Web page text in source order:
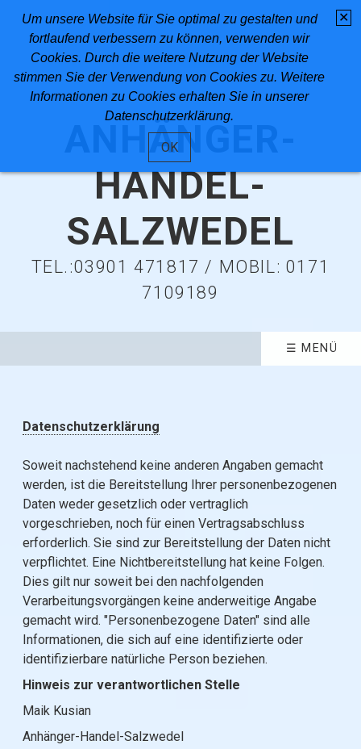
✕
Um unsere Website für Sie optimal zu gestalten und
fortlaufend verbessern zu können, verwenden wir
Cookies. Durch die weitere Nutzung der Website
stimmen Sie der Verwendung von Cookies zu. Weitere
Informationen zu Cookies erhalten Sie in unserer
Datenschutzerklärung.
OK
ANHÄNGER-
HANDEL-
SALZWEDEL
TEL.:03901 471817 / MOBIL: 0171
7109189
☰ MENÜ
Datenschutzerklärung
Soweit nachstehend keine anderen Angaben gemacht
werden, ist die Bereitstellung Ihrer personenbezogenen
Daten weder gesetzlich oder vertraglich
vorgeschrieben, noch für einen Vertragsabschluss
erforderlich. Sie sind zur Bereitstellung der Daten nicht
verpflichtet. Eine Nichtbereitstellung hat keine Folgen.
Dies gilt nur soweit bei den nachfolgenden
Verarbeitungsvorgängen keine anderweitige Angabe
gemacht wird. "Personenbezogene Daten" sind alle
Informationen, die sich auf eine identifizierte oder
identifizierbare natürliche Person beziehen.
Hinweis zur verantwortlichen Stelle
Maik Kusian
Anhänger-Handel-Salzwedel